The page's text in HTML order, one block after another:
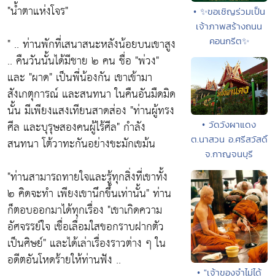
"น้ำตาแห่งโจร"
" .. ท่านพักที่เสนาสนะหลังน้อยบนเขาสูง
.. คืนวันนั้นได้มีชาย ๒ คน ชื่อ "พ่วง"
และ "ผาด" เป็นพี่น้องกัน เขาเข้ามา
สังเกตุการณ์ และสนทนา ในคืนอันมืดมิด
นั้น มีเพียงแสงเทียนสาดส่อง "ท่านผู้ทรง
ศีล และบุรุษสองคนผู้ไร้ศีล" กำลัง
สนทนา โต้วาทะกันอย่างขะมักเขม้น
"ท่านสามารถทายใจและรู้ทุกสิ่งที่เขาทั้ง
๒ คิดจะทำ เพียงเขานึกขึ้นเท่านั้น"ท่าน
ก็ตอบออกมาได้ทุกเรื่อง "เขาเกิดความ
อัศจรรย์ใจ เชื่อเลื่อมใสขอกราบฝากตัว
เป็นศิษย์" และได้เล่าเรื่องราวต่าง ๆ ใน
อดีตอันโหดร้ายให้ท่านฟัง ..
• ✨ขอเชิญร่วมเป็น
เจ้าภาพสร้างถนน
คอนกรีต✨
• วัดวังผาแดง
ต.นาสวน อ.ศรีสวัสดิ์
จ.กาญจนบุรี
• "เจ้าของจำไม่ได้